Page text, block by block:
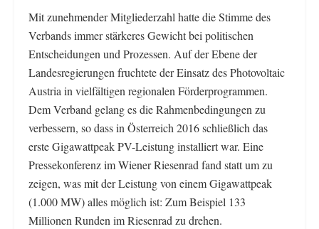
Mit zunehmender Mitgliederzahl hatte die Stimme des
Verbands immer stärkeres Gewicht bei politischen
Entscheidungen und Prozessen. Auf der Ebene der
Landesregierungen fruchtete der Einsatz des Photovoltaic
Austria in vielfältigen regionalen Förderprogrammen.
Dem Verband gelang es die Rahmenbedingungen zu
verbessern, so dass in Österreich 2016 schließlich das
erste Gigawattpeak PV-Leistung installiert war. Eine
Pressekonferenz im Wiener Riesenrad fand statt um zu
zeigen, was mit der Leistung von einem Gigawattpeak
(1.000 MW) alles möglich ist: Zum Beispiel 133
Millionen Runden im Riesenrad zu drehen.